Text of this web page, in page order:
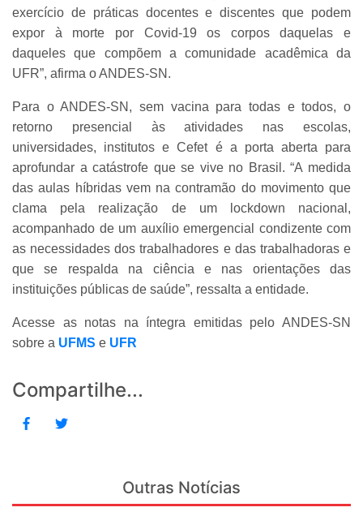
exercício de práticas docentes e discentes que podem
expor à morte por Covid-19 os corpos daquelas e
daqueles que compõem a comunidade acadêmica da
UFR”, afirma o ANDES-SN.
Para o ANDES-SN, sem vacina para todas e todos, o
retorno presencial às atividades nas escolas,
universidades, institutos e Cefet é a porta aberta para
aprofundar a catástrofe que se vive no Brasil. “A medida
das aulas híbridas vem na contramão do movimento que
clama pela realização de um lockdown nacional,
acompanhado de um auxílio emergencial condizente com
as necessidades dos trabalhadores e das trabalhadoras e
que se respalda na ciência e nas orientações das
instituições públicas de saúde”, ressalta a entidade.
Acesse as notas na íntegra emitidas pelo ANDES-SN
sobre a UFMS e UFR
Compartilhe...
Outras Notícias